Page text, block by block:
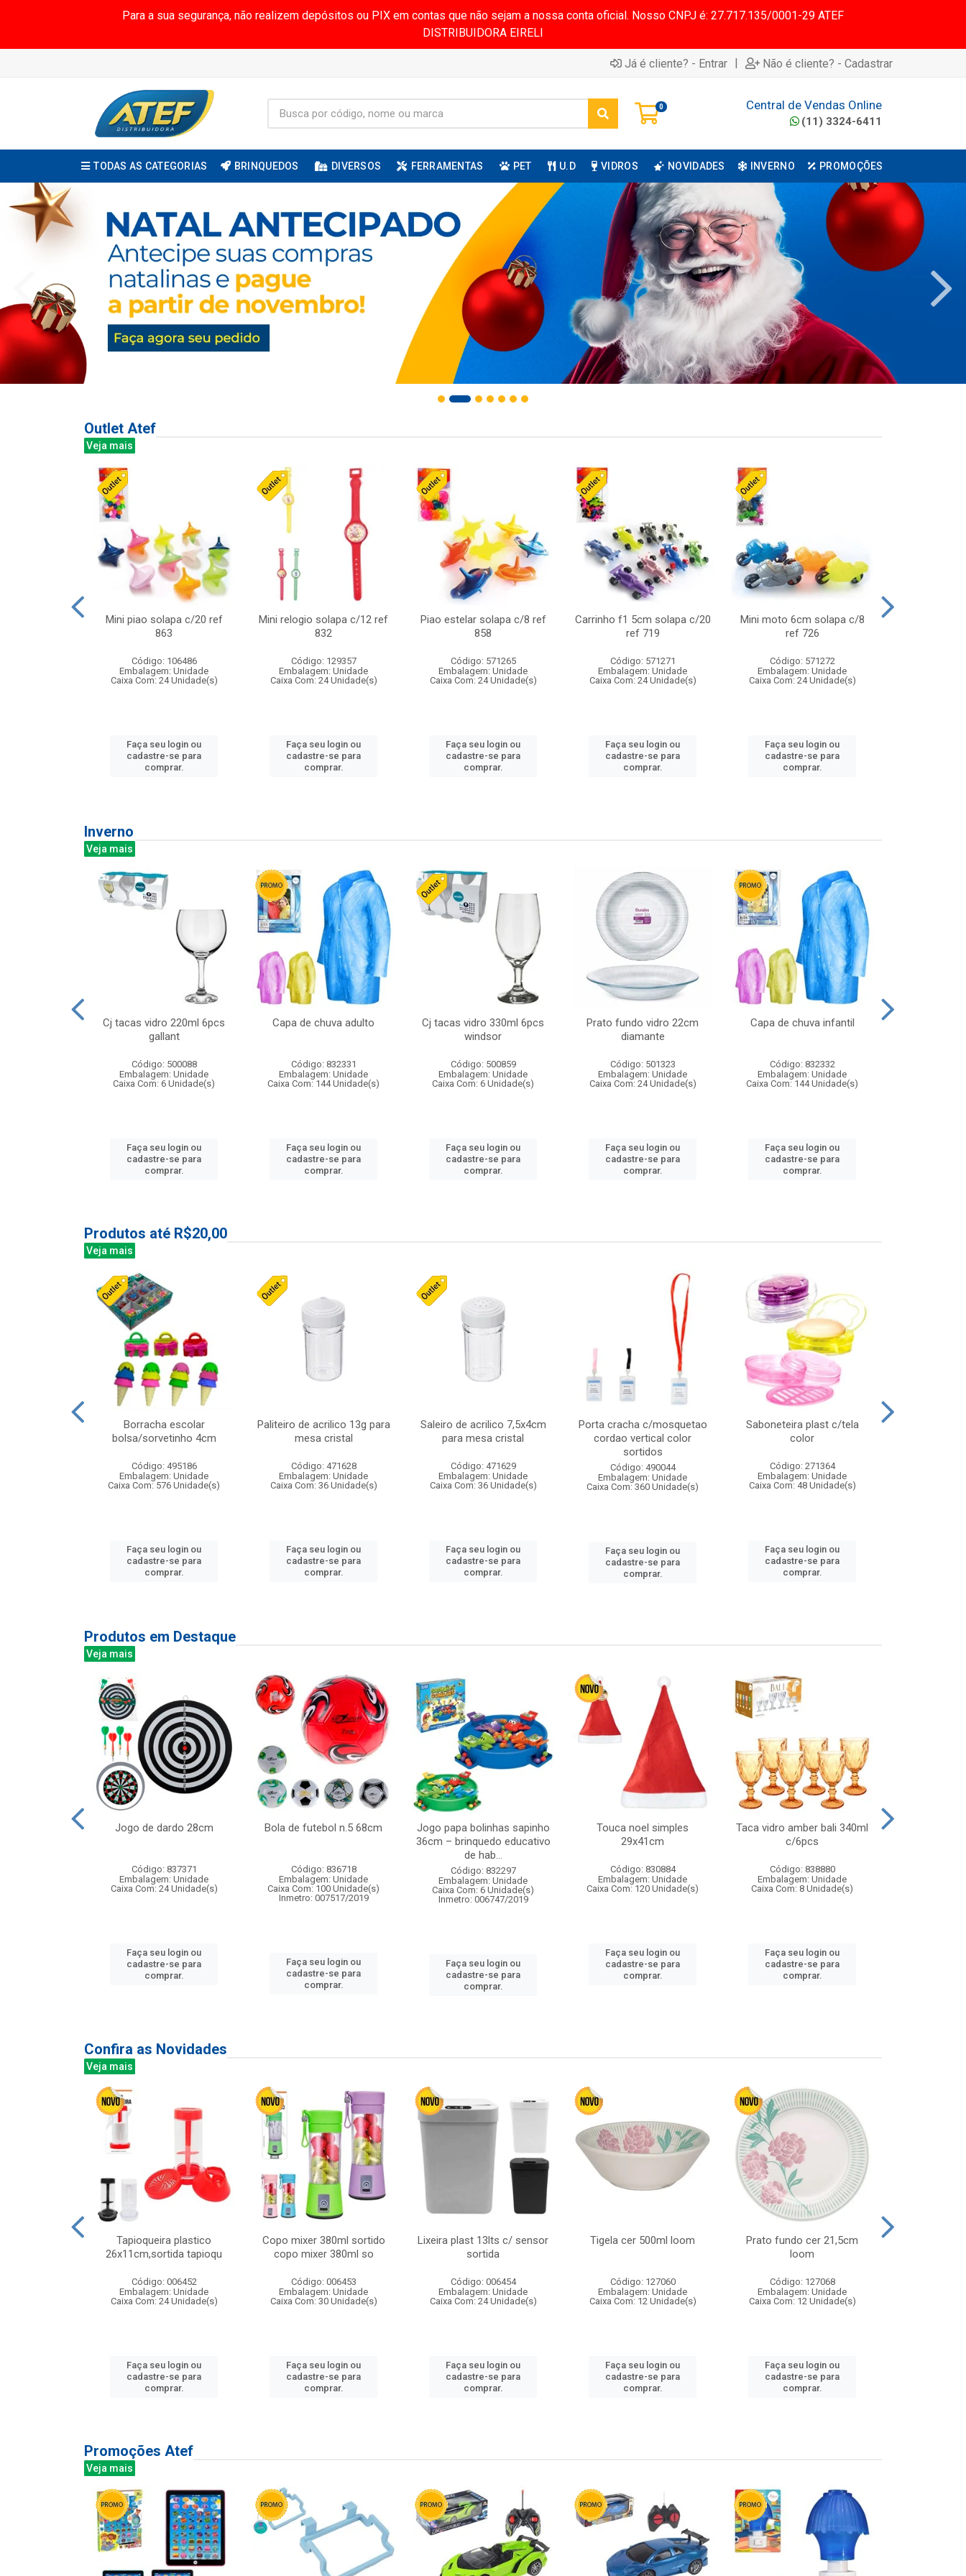
Para a sua segurança, não realizem depósitos ou PIX em contas que não sejam a nossa conta oficial. Nosso CNPJ é: 27.717.135/0001-29 ATEF
DISTRIBUIDORA EIRELI
Já é cliente? - Entrar | Não é cliente? - Cadastrar
0 Central de Vendas Online
(11) 3324-6411
TODAS AS CATEGORIAS BRINQUEDOS DIVERSOS FERRAMENTAS PET U.D VIDROS NOVIDADES INVERNO PROMOÇÕES
Outlet Atef
Veja mais
Mini piao solapa c/20 ref
863
Código: 106486
Embalagem: Unidade
Caixa Com: 24 Unidade(s)
Faça seu login ou
cadastre-se para
comprar.
Mini relogio solapa c/12 ref
832
Código: 129357
Embalagem: Unidade
Caixa Com: 24 Unidade(s)
Faça seu login ou
cadastre-se para
comprar.
Piao estelar solapa c/8 ref
858
Código: 571265
Embalagem: Unidade
Caixa Com: 24 Unidade(s)
Faça seu login ou
cadastre-se para
comprar.
Carrinho f1 5cm solapa c/20
ref 719
Código: 571271
Embalagem: Unidade
Caixa Com: 24 Unidade(s)
Faça seu login ou
cadastre-se para
comprar.
Mini moto 6cm solapa c/8
ref 726
Código: 571272
Embalagem: Unidade
Caixa Com: 24 Unidade(s)
Faça seu login ou
cadastre-se para
comprar.
Inverno
Veja mais
Cj tacas vidro 220ml 6pcs
gallant
Código: 500088
Embalagem: Unidade
Caixa Com: 6 Unidade(s)
Faça seu login ou
cadastre-se para
comprar.
Capa de chuva adulto
Código: 832331
Embalagem: Unidade
Caixa Com: 144 Unidade(s)
Faça seu login ou
cadastre-se para
comprar.
Cj tacas vidro 330ml 6pcs
windsor
Código: 500859
Embalagem: Unidade
Caixa Com: 6 Unidade(s)
Faça seu login ou
cadastre-se para
comprar.
Prato fundo vidro 22cm
diamante
Código: 501323
Embalagem: Unidade
Caixa Com: 24 Unidade(s)
Faça seu login ou
cadastre-se para
comprar.
Capa de chuva infantil
Código: 832332
Embalagem: Unidade
Caixa Com: 144 Unidade(s)
Faça seu login ou
cadastre-se para
comprar.
Produtos até R$20,00
Veja mais
Borracha escolar
bolsa/sorvetinho 4cm
Código: 495186
Embalagem: Unidade
Caixa Com: 576 Unidade(s)
Faça seu login ou
cadastre-se para
comprar.
Paliteiro de acrilico 13g para
mesa cristal
Código: 471628
Embalagem: Unidade
Caixa Com: 36 Unidade(s)
Faça seu login ou
cadastre-se para
comprar.
Saleiro de acrilico 7,5x4cm
para mesa cristal
Código: 471629
Embalagem: Unidade
Caixa Com: 36 Unidade(s)
Faça seu login ou
cadastre-se para
comprar.
Porta cracha c/mosquetao
cordao vertical color
sortidos
Código: 490044
Embalagem: Unidade
Caixa Com: 360 Unidade(s)
Faça seu login ou
cadastre-se para
comprar.
Saboneteira plast c/tela
color
Código: 271364
Embalagem: Unidade
Caixa Com: 48 Unidade(s)
Faça seu login ou
cadastre-se para
comprar.
Produtos em Destaque
Veja mais
Jogo de dardo 28cm
Código: 837371
Embalagem: Unidade
Caixa Com: 24 Unidade(s)
Faça seu login ou
cadastre-se para
comprar.
Bola de futebol n.5 68cm
Código: 836718
Embalagem: Unidade
Caixa Com: 100 Unidade(s)
Inmetro: 007517/2019
Faça seu login ou
cadastre-se para
comprar.
Jogo papa bolinhas sapinho
36cm – brinquedo educativo
de hab...
Código: 832297
Embalagem: Unidade
Caixa Com: 6 Unidade(s)
Inmetro: 006747/2019
Faça seu login ou
cadastre-se para
comprar.
Touca noel simples
29x41cm
Código: 830884
Embalagem: Unidade
Caixa Com: 120 Unidade(s)
Faça seu login ou
cadastre-se para
comprar.
Taca vidro amber bali 340ml
c/6pcs
Código: 838880
Embalagem: Unidade
Caixa Com: 8 Unidade(s)
Faça seu login ou
cadastre-se para
comprar.
Confira as Novidades
Veja mais
Tapioqueira plastico
26x11cm,sortida tapioqu
Código: 006452
Embalagem: Unidade
Caixa Com: 24 Unidade(s)
Faça seu login ou
cadastre-se para
comprar.
Copo mixer 380ml sortido
copo mixer 380ml so
Código: 006453
Embalagem: Unidade
Caixa Com: 30 Unidade(s)
Faça seu login ou
cadastre-se para
comprar.
Lixeira plast 13lts c/ sensor
sortida
Código: 006454
Embalagem: Unidade
Caixa Com: 24 Unidade(s)
Faça seu login ou
cadastre-se para
comprar.
Tigela cer 500ml loom
Código: 127060
Embalagem: Unidade
Caixa Com: 12 Unidade(s)
Faça seu login ou
cadastre-se para
comprar.
Prato fundo cer 21,5cm
loom
Código: 127068
Embalagem: Unidade
Caixa Com: 12 Unidade(s)
Faça seu login ou
cadastre-se para
comprar.
Promoções Atef
Veja mais